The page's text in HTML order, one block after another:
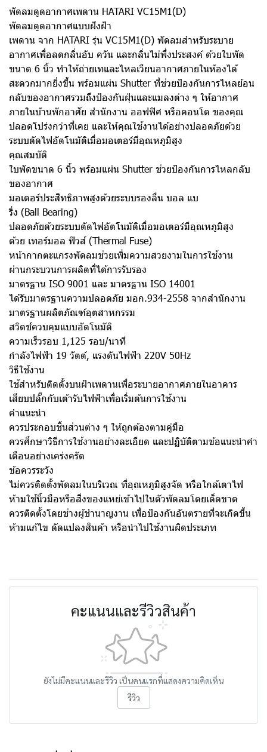
พัดลมดูดอากาศเพดาน HATARI VC15M1(D)
พัดลมดูดอากาศแบบฝังฝ้า
เพดาน จาก HATARI รุ่น VC15M1(D) พัดลมสำหรับระบาย
อากาศเพื่อลดกลิ่นอับ ควัน และกลิ่นไม่พึ่งประสงค์ ด้วยใบพัด
ขนาด 6 นิ้ว ทำให้ถ่ายเทและไหลเวียนอากาศภายในห้องได้
สะดวกมากยิ่งขึ้น พร้อมแผ่น Shutter ที่ช่วยป้องกันการไหลย้อน
กลับของอากาศรวมถึงป้องกันฝุ่นและแมลงต่าง ๆ ให้อากาศ
ภายในบ้านพักอาศัย สำนักงาน ออฟฟิศ หรือคอนโด ของคุณ
ปลอดโปร่งกว่าที่เคย และให้คุณใช้งานได้อย่างปลอดภัยด้วย
ระบบตัดไฟอัตโนมัติเมื่อมอเตอร์มีอุณหภูมิสูง
คุณสมบัติ
ใบพัดขนาด 6 นิ้ว พร้อมแผ่น Shutter ช่วยป้องกันการไหลกลับ
ของอากาศ
มอเตอร์ประสิทธิภาพสูงด้วยระบบรองลื่น บอล แบ
ริ่ง (Ball Bearing)
ปลอดภัยด้วยระบบตัดไฟอัตโนมัติเมื่อมอเตอร์มีอุณหภูมิสูง
ด้วย เทอร์มอล ฟิวส์ (Thermal Fuse)
หน้ากากตะแกรงพัดลมช่วยเพิ่มความสวยงามในการใช้งาน
ผ่านกระบวนการผลิตที่ได้การรับรอง
มาตรฐาน ISO 9001 และ มาตรฐาน ISO 14001
ได้รับมาตรฐานความปลอดภัย มอก.934-2558 จากสำนักงาน
มาตรฐานผลิตภัณฑ์อุตสาหกรรม
สวิตช์ควบคุมแบบอัตโนมัติ
ความเร็วรอบ 1,125 รอบ/นาที
กำลังไฟฟ้า 19 วัตต์, แรงดันไฟฟ้า 220V 50Hz
วิธีใช้งาน
ใช้สำหรับติดตั้งบนฝ้าเพดานเพื่อระบายอากาศภายในอาคาร
เสียบปลั๊กกับเต้ารับไฟฟ้าเพื่อเริ่มต้นการใช้งาน
คำแนะนำ
ควรประกอบชิ้นส่วนต่าง ๆ ให้ถูกต้องตามคู่มือ
ควรศึกษาวิธีการใช้งานอย่างละเอียด และปฏิบัติตามข้อแนะนำคำ
เตือนอย่างเคร่งครัด
ข้อควรระวัง
ไม่ควรติดตั้งพัดลมในบริเวณ ที่อุณหภูมิสูงจัด หรือใกล้เตาไฟ
ห้ามใช้นิ้วมือหรือสิ่งของแหย่เข้าไปในตัวพัดลมโดยเด็ดขาด
ควรติดตั้งโดยช่างผู้ชำนาญงาน เพื่อป้องกันอันตรายที่จะเกิดขึ้น
ห้ามแก้ไข ดัดแปลงสินค้า หรือนำไปใช้งานผิดประเภท
คะแนนและรีวิวสินค้า
ยังไม่มีคะแนนและรีวิว เป็นคนแรกที่แสดงความคิดเห็น
รีวิว